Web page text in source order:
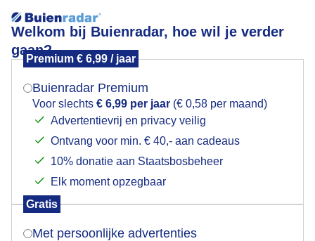
Welkom bij Buienradar, hoe wil je verder
gaan?
Premium € 6,99 / jaar
Buienradar Premium
Voor slechts € 6,99 per jaar (€ 0,58 per maand)
Advertentievrij en privacy veilig
Ontvang voor min. € 40,- aan cadeaus
10% donatie aan Staatsbosbeheer
Elk moment opzegbaar
Gratis
Met persoonlijke advertenties
bewolkt
Mogen we je locatie gebruiken voor het
Indien je hier nog geen akkoord op hebt gegeven,
verschijnt er zo een pop-up uit je browser waarin
Is goed, toon de popup